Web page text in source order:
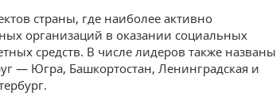
страны, где наиболее активно
организаций в оказании социальных
средств. В числе лидеров также названы
— Югра, Башкортостан, Ленинградская и